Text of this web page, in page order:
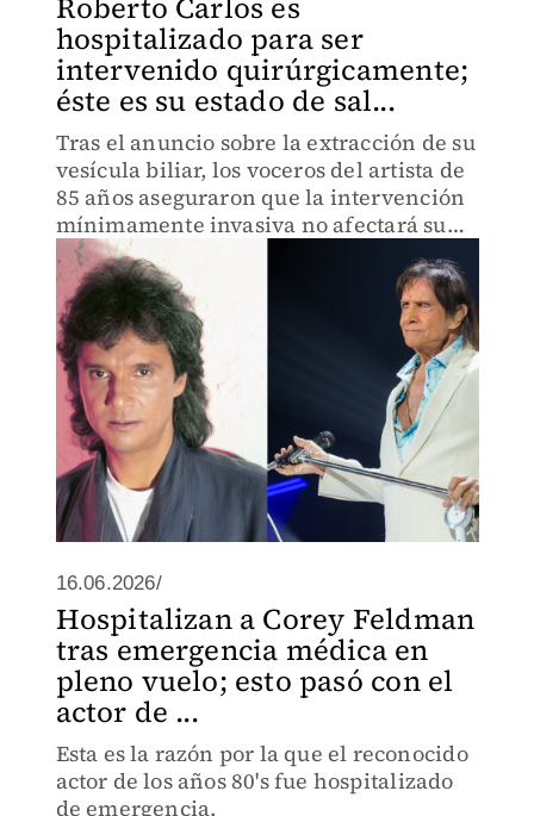
hospitalizado para ser
intervenido quirúrgicamente;
éste es su estado de sal...
Tras el anuncio sobre la extracción de su
vesícula biliar, los voceros del artista de
85 años aseguraron que la intervención
mínimamente invasiva no afectará su
agenda de presentaciones.
16.06.2026/
Hospitalizan a Corey Feldman
tras emergencia médica en
pleno vuelo; esto pasó con el
actor de ...
Esta es la razón por la que el reconocido
actor de los años 80's fue hospitalizado
de emergencia.